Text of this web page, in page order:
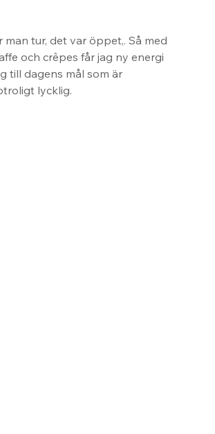
man tur, det var öppet,. Så med
och crêpes får jag ny energi
till dagens mål som är
lycklig.